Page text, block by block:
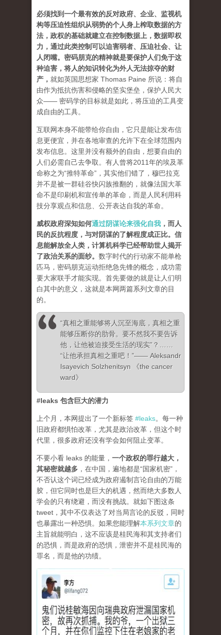
必须找到一个最有效的反对政府、企业、监视机
构等压迫性组织从弱势的个人身上榨取数据的方
法，政权的基础就建立在控制数据上，数据即权
力，通过此类控制可以迫害弱者、压迫社会、让
人闭嘴。密码朋克的精神就是要保护人们免于这
种迫害，将人的知识转化为外人无法掠夺的财
产 ， 就如英国思想家 Thomas Paine 所说：将自
由作为抵抗伤害和侵略的坚实堡垒，保护人民大
众—— 密码学的目标就是如此，将压迫的工具变
成自由的工具。
互联网本身不能带给你自由，它只是能让发布信
息更便宜，并在各地审查的允许下在全球范围内
发布信息。这里并没有额外的自由，想要自由的
人们必需自己去争取。有人曾将2011年的埃及革
命称之为“推特革命”，其实他们错了，穆巴拉克
并不是被一群硅谷快闪族推翻的，就像法国大革
命不是印刷机和宣传单的革命，而是人民利用科
技分享观点和信息、公开表达自我的革命。
威权政府深知如何通过阴谋论来强化自我 ，而人
民的反抗程度，与对阴谋的了解程度成正比。信
息能解放全人类，计算机科学已经帮助世人揭开
了政治关系的面纱。 数字时代的行动家不能单枪
匹马，密码朋克运动拒绝急先锋的概念，成功需
要大家联手才能实现。首先要做的就是让人们明
白其中的意义，这就是本网两篇系列文章的目
的。
“真相之重能够将人沉至海底，真相之重
能够压断你的肋骨。要不然我不要告诉
他，让他被迫接受生活的现实”？……
“让他承担真相之重吧！”—— Aleksandr
Isayevich Solzhenitsyn 《the cancer
ward》
#leaks 包含巨大的潜力
上个月，本网提出了一个新标签 #leaks。每一种
旧政府都惧怕改革，尤其是政治改革，但这个时
代里，很多政府还没有学会如何阻止变革。
不要小看 leaks 的能量， 一个政权的罪行越大，
其秘密就越多 ，在中国，遍地都是“国家机密”，
不否认这个词已经成为政府遏制言论自由的万能
胶，但它同时也是巨大的机遇，然而绝大多数人
学会的只有绕避，而没有挑战。就如下图这条
tweet，其中不仅表达了对当局言论的反驳，同时
也暴露出一种恐惧。如果您能理解本系列文章的
主旨就能明白，这不应该是桂民海和其支持者们
的恐惧，而是政府的恐惧，泄密并不是桂民海的
罪名，而是他的功绩。